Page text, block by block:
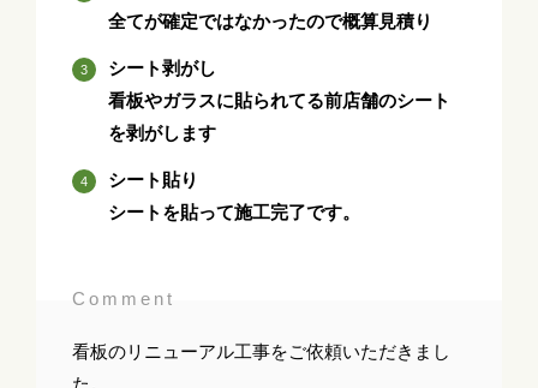
全てが確定ではなかったので概算見積り
シート剥がし
看板やガラスに貼られてる前店舗のシート
を剥がします
シート貼り
シートを貼って施工完了です。
Comment
看板のリニューアル工事をご依頼いただきまし